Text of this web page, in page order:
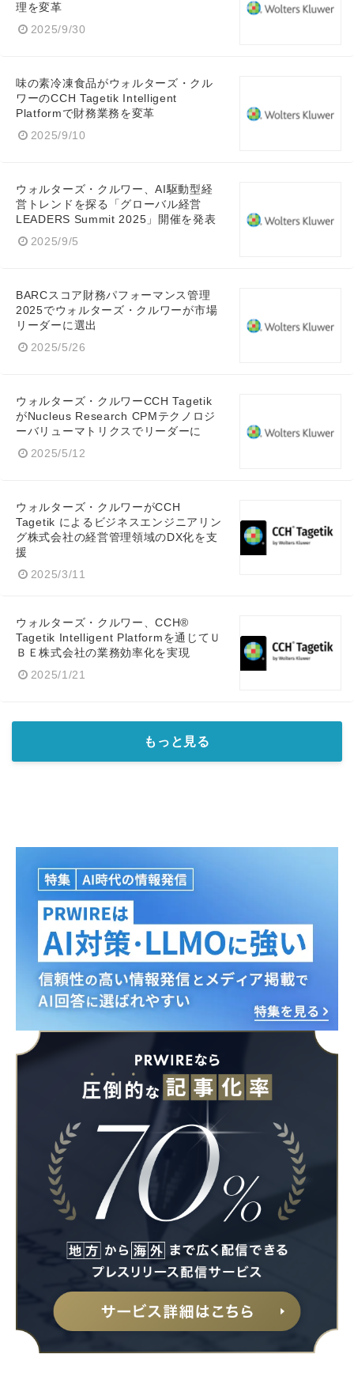
理を変革
2025/9/30
味の素冷凍食品がウォルターズ・クル
ワーのCCH Tagetik Intelligent
Platformで財務業務を変革
2025/9/10
ウォルターズ・クルワー、AI駆動型経
営トレンドを探る「グローバル経営
LEADERS Summit 2025」開催を発表
2025/9/5
BARCスコア財務パフォーマンス管理
2025でウォルターズ・クルワーが市場
リーダーに選出
2025/5/26
ウォルターズ・クルワーCCH Tagetik
がNucleus Research CPMテクノロジ
ーバリューマトリクスでリーダーに
2025/5/12
ウォルターズ・クルワーがCCH
Tagetik によるビジネスエンジニアリン
グ株式会社の経営管理領域のDX化を支
援
2025/3/11
ウォルターズ・クルワー、CCH®
Tagetik Intelligent Platformを通じてＵ
ＢＥ株式会社の業務効率化を実現
2025/1/21
もっと見る
English